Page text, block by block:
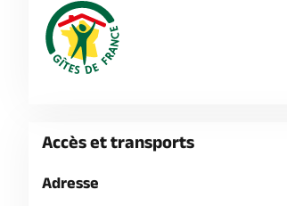
Accès et transports
Adresse